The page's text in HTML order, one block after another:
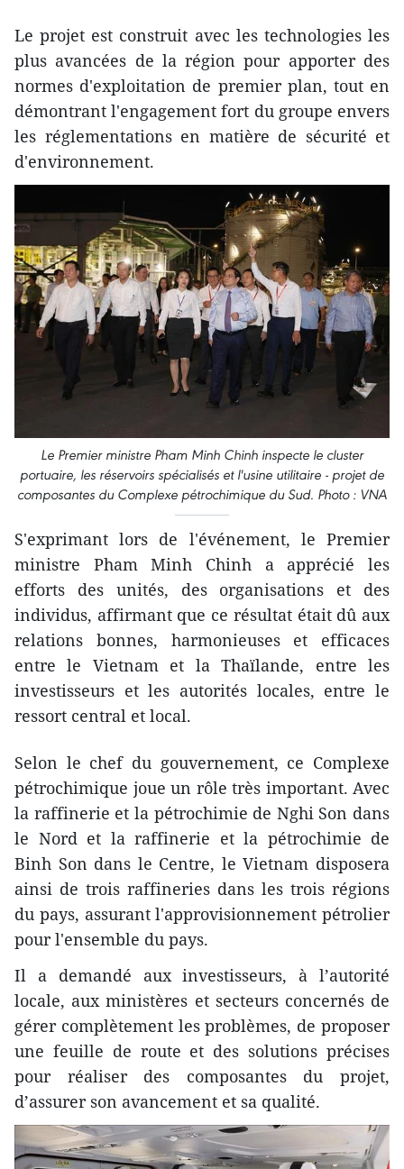
Le projet est construit avec les technologies les
plus avancées de la région pour apporter des
normes d'exploitation de premier plan, tout en
démontrant l'engagement fort du groupe envers
les réglementations en matière de sécurité et
d'environnement.
Le Premier ministre Pham Minh Chinh inspecte le cluster
portuaire, les réservoirs spécialisés et l'usine utilitaire - projet de
composantes du Complexe pétrochimique du Sud. Photo : VNA
S'exprimant lors de l'événement, le Premier
ministre Pham Minh Chinh a apprécié les
efforts des unités, des organisations et des
individus, affirmant que ce résultat était dû aux
relations bonnes, harmonieuses et efficaces
entre le Vietnam et la Thaïlande, entre les
investisseurs et les autorités locales, entre le
ressort central et local.
Selon le chef du gouvernement, ce Complexe
pétrochimique joue un rôle très important. Avec
la raffinerie et la pétrochimie de Nghi Son dans
le Nord et la raffinerie et la pétrochimie de
Binh Son dans le Centre, le Vietnam disposera
ainsi de trois raffineries dans les trois régions
du pays, assurant l'approvisionnement pétrolier
pour l'ensemble du pays.
Il a demandé aux investisseurs, à l’autorité
locale, aux ministères et secteurs concernés de
gérer complètement les problèmes, de proposer
une feuille de route et des solutions précises
pour réaliser des composantes du projet,
d’assurer son avancement et sa qualité.